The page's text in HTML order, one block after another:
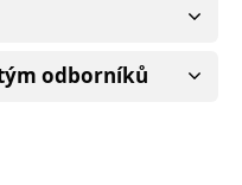
odborníků